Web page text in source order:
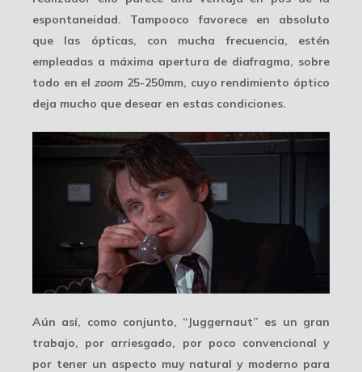
espontaneidad. Tampooco favorece en absoluto
que las ópticas, con mucha frecuencia, estén
empleadas a máxima apertura de diafragma, sobre
todo en el zoom 25-250mm, cuyo rendimiento óptico
deja mucho que desear en estas condiciones.
Aún así, como conjunto, “Juggernaut” es un gran
trabajo, por arriesgado, por poco convencional y
por tener un aspecto muy natural y moderno para